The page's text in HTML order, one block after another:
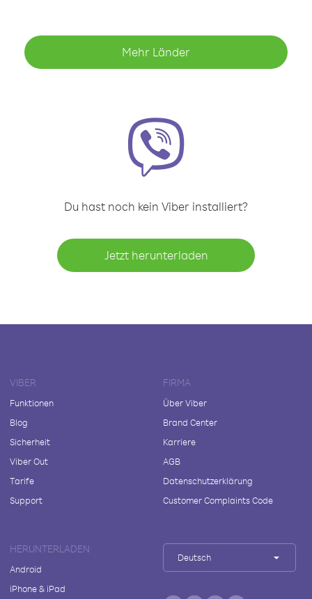
Mehr Länder
Du hast noch kein Viber installiert?
Jetzt herunterladen
VIBER
Funktionen
Blog
Sicherheit
Viber Out
Tarife
Support
FIRMA
Über Viber
Brand Center
Karriere
AGB
Datenschutzerklärung
Customer Complaints Code
HERUNTERLADEN
Android
iPhone & iPad
Deutsch